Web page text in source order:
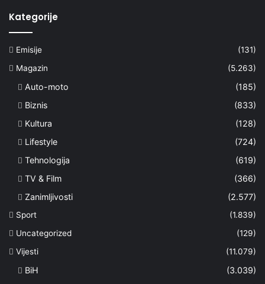
Kategorije
Emisije
(131)
Magazin
(5.263)
Auto-moto
(185)
Biznis
(833)
Kultura
(128)
Lifestyle
(724)
Tehnologija
(619)
TV & Film
(366)
Zanimljivosti
(2.577)
Sport
(1.839)
Uncategorized
(129)
Vijesti
(11.079)
BiH
(3.039)